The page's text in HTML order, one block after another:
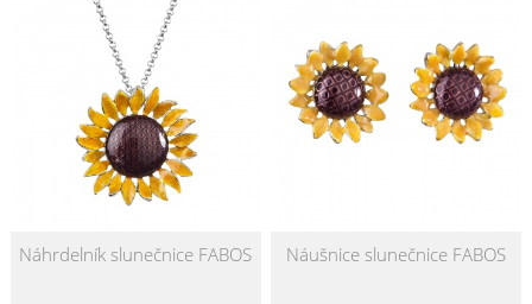
Náhrdelník slunečnice FABOS Náušnice slunečnice FABOS